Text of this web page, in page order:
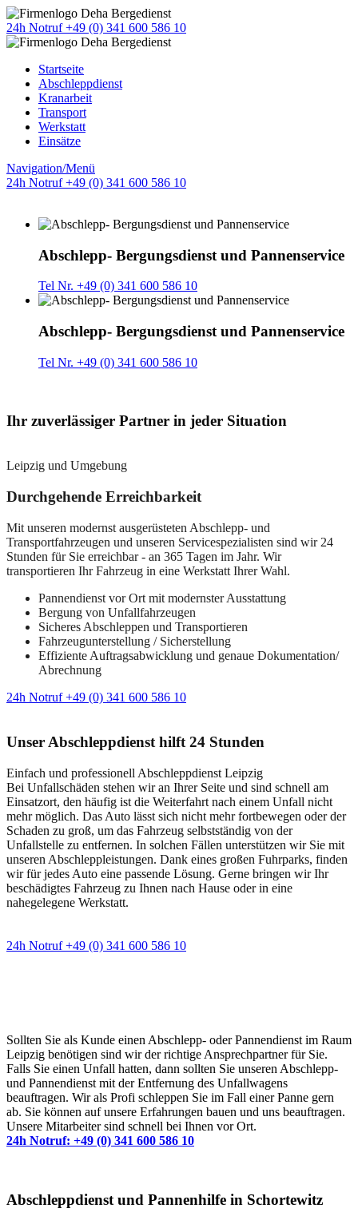
24h Notruf +49 (0) 341 600 586 10
Startseite
Abschleppdienst
Kranarbeit
Transport
Werkstatt
Einsätze
Navigation/Menü
24h Notruf +49 (0) 341 600 586 10
Abschlepp- Bergungsdienst und Pannenservice
Tel Nr. +49 (0) 341 600 586 10
Abschlepp- Bergungsdienst und Pannenservice
Tel Nr. +49 (0) 341 600 586 10
Ihr zuverlässiger Partner in jeder Situation
Leipzig und Umgebung
Durchgehende Erreichbarkeit
Mit unseren modernst ausgerüsteten Abschlepp- und
Transportfahrzeugen und unseren Servicespezialisten sind wir 24
Stunden für Sie erreichbar - an 365 Tagen im Jahr. Wir
transportieren Ihr Fahrzeug in eine Werkstatt Ihrer Wahl.
Pannendienst vor Ort mit modernster Ausstattung
Bergung von Unfallfahrzeugen
Sicheres Abschleppen und Transportieren
Fahrzeugunterstellung / Sicherstellung
Effiziente Auftragsabwicklung und genaue Dokumentation/
Abrechnung
24h Notruf +49 (0) 341 600 586 10
Unser Abschleppdienst hilft 24 Stunden
Einfach und professionell Abschleppdienst Leipzig
Bei Unfallschäden stehen wir an Ihrer Seite und sind schnell am
Einsatzort, den häufig ist die Weiterfahrt nach einem Unfall nicht
mehr möglich. Das Auto lässt sich nicht mehr fortbewegen oder der
Schaden zu groß, um das Fahrzeug selbstständig von der
Unfallstelle zu entfernen. In solchen Fällen unterstützen wir Sie mit
unseren Abschleppleistungen. Dank eines großen Fuhrparks, finden
wir für jedes Auto eine passende Lösung. Gerne bringen wir Ihr
beschädigtes Fahrzeug zu Ihnen nach Hause oder in eine
nahegelegene Werkstatt.
24h Notruf +49 (0) 341 600 586 10
Sollten Sie als Kunde einen Abschlepp- oder Pannendienst im Raum
Leipzig benötigen sind wir der richtige Ansprechpartner für Sie.
Falls Sie einen Unfall hatten, dann sollten Sie unseren Abschlepp-
und Pannendienst mit der Entfernung des Unfallwagens
beauftragen. Wir als Profi schleppen Sie im Fall einer Panne gern
ab. Sie können auf unsere Erfahrungen bauen und uns beauftragen.
Unsere Mitarbeiter sind schnell bei Ihnen vor Ort.
24h Notruf: +49 (0) 341 600 586 10
Abschleppdienst und Pannenhilfe in Schortewitz